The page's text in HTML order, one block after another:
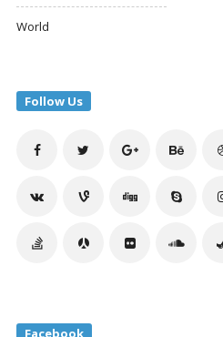
World
Follow Us
Facebook